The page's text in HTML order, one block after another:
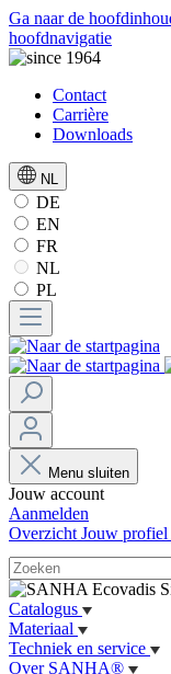
Ga naar de
hoofdnavigatie
Contact
Carrière
Downloads
NL
DE
EN
FR
NL
PL
Menu sluiten
Jouw account
Aanmelden
Overzicht Jouw profiel
Catalogus
Materiaal
Techniek en service
Over SANHA®